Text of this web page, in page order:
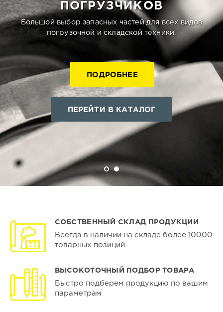
ПОГРУЗЧИКОВ
Большой выбор запасных частей для всех видов
погрузочной и складской техники.
ПОДРОБНЕЕ
ПЕРЕЙТИ В КАТАЛОГ
СОБСТВЕННЫЙ СКЛАД ПРОДУКЦИИ
Всегда в наличии на складе более 10000
товарных позиций
ВЫСОКОТОЧНЫЙ ПОДБОР ТОВАРА
Быстро подберем продукцию по вашим
параметрам